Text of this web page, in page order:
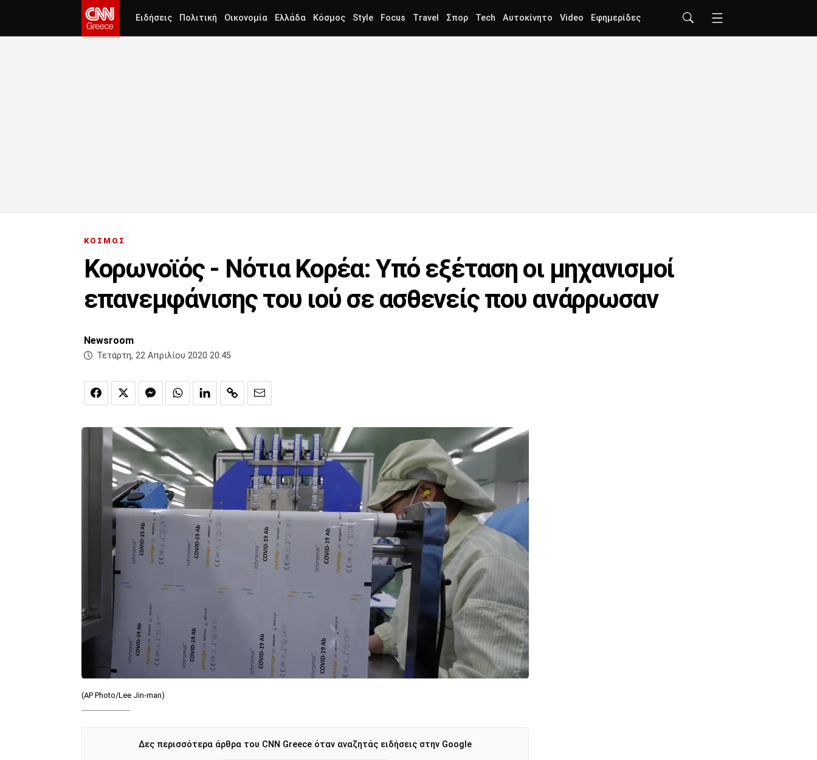
Ειδήσεις Πολιτική Οικονομία Ελλάδα Κόσμος Style Focus Travel Σπορ Tech Αυτοκίνητο Video Εφημερίδες
ΚΟΣΜΟΣ
Κορωνοϊός - Νότια Κορέα: Υπό εξέταση οι μηχανισμοί
επανεμφάνισης του ιού σε ασθενείς που ανάρρωσαν
Newsroom
Τετάρτη, 22 Απριλίου 2020 20:45
(AP Photo/Lee Jin-man)
Δες περισσότερα άρθρα του CNN Greece όταν αναζητάς ειδήσεις στην Google